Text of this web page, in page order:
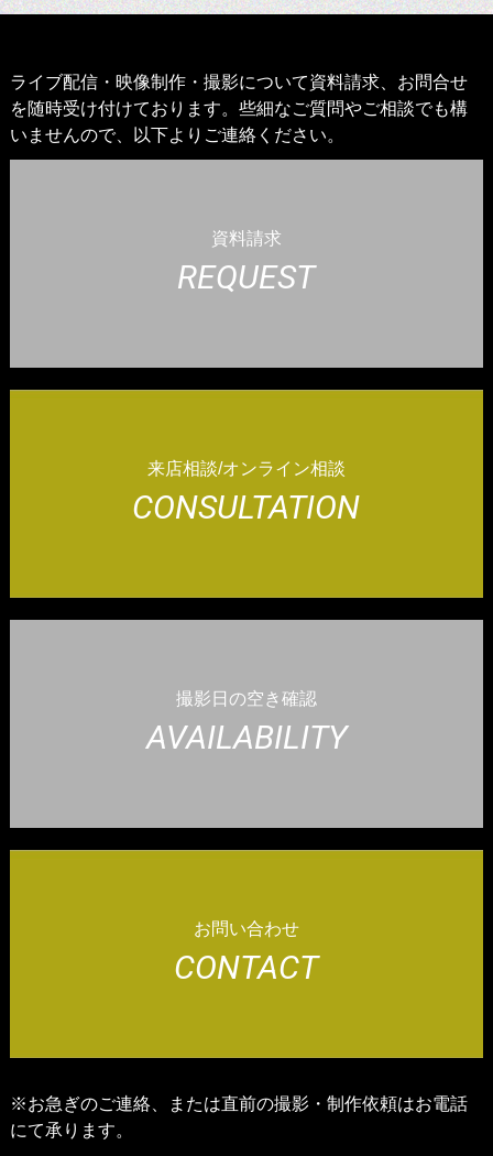
ライブ配信・映像制作・撮影について資料請求、お問合せ
を随時受け付けております。些細なご質問やご相談でも構
いませんので、以下よりご連絡ください。
資料請求
REQUEST
来店相談/オンライン相談
CONSULTATION
撮影日の空き確認
AVAILABILITY
お問い合わせ
CONTACT
※お急ぎのご連絡、または直前の撮影・制作依頼はお電話
にて承ります。